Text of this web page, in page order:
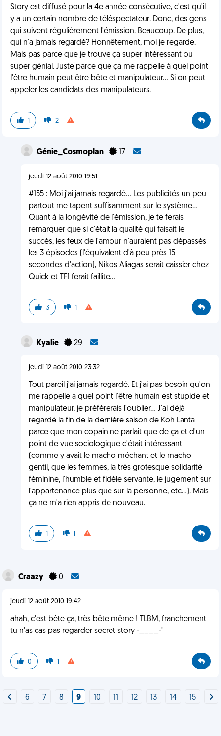
Story est diffusé pour la 4e année consécutive, c'est qu'il
y a un certain nombre de téléspectateur. Donc, des gens
qui suivent régulièrement l'émission. Beaucoup. De plus,
qui n'a jamais regardé? Honnêtement, moi je regarde.
Mais pas parce que je trouve ça super intéressant ou
super génial. Juste parce que ça me rappelle à quel point
l'être humain peut être bête et manipulateur... Si on peut
appeler les candidats des manipulateurs.
1 2
Génie_Cosmoplan 17
jeudi 12 août 2010 19:51
#155 : Moi j'ai jamais regardé... Les publicités un peu
partout me tapent suffisamment sur le système...
Quant à la longévité de l'émission, je te ferais
remarquer que si c'était la qualité qui faisait le
succès, les feux de l'amour n'auraient pas dépassés
les 3 épisodes (l'équivalent d'à peu près 15
secondes d'action), Nikos Aliagas serait caissier chez
Quick et TF1 ferait faillite...
3 1
Kyalie 29
jeudi 12 août 2010 23:32
Tout pareil j'ai jamais regardé. Et j'ai pas besoin qu'on
me rappelle à quel point l'être humain est stupide et
manipulateur, je préfèrerais l'oublier... J'ai déjà
regardé la fin de la dernière saison de Koh Lanta
parce que mon copain ne parlait que de ça et d'un
point de vue sociologique c'était intéressant
(comme y avait le macho méchant et le macho
gentil, que les femmes, la très grotesque solidarité
féminine, l'humble et fidèle servante, le jugement sur
l'appartenance plus que sur la personne, etc...). Mais
ça ne m'a rien appris de nouveau.
1 1
Craazy 0
jeudi 12 août 2010 19:42
ahah, c'est bête ça, très bête même ! TLBM, franchement
tu n'as cas pas regarder secret story -____-"
0 1
6 7 8 9 10 12 13 14 15